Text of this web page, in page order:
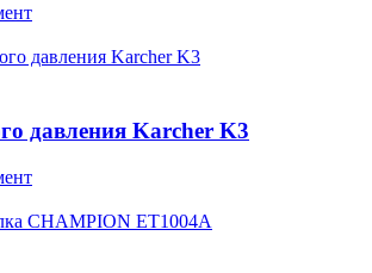
давления Karcher K3